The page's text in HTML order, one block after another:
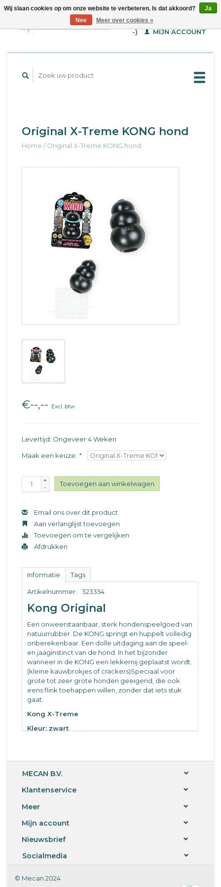
WINKELWAGEN (€--,-
-)
MIJN ACCOUNT
Original X-Treme KONG hond
Home /Original X-Treme KONG hond
€--,-- Excl. btw
Levertijd: Ongeveer 4 Weken
Maak een keuze: *
+
-
Toevoegen aan winkelwagen
Email ons over dit product
Aan verlanglijst toevoegen
Toevoegen om te vergelijken
Afdrukken
Informatie Tags
Artikelnummer: 323354
Kong Original
Een onweerstaanbaar, sterk hondenspeelgoed van
natuurrubber. De KONG springt en huppelt volledig
onberekenbaar. Een dolle uitdaging aan de speel-
en jaaginstinct van de hond. In het bijzonder
wanneer in de KONG een lekkernij geplaatst wordt.
(kleine kauwbrokjes of crackers)Speciaal voor
grote tot zeer grote honden geeigend, die ook
eens flink toehappen willen, zonder dat iets stuk
gaat.
Kong X-Treme
Kleur: zwart
(323355) X-large
per stuk.
MECAN B.V.
Klantenservice
Meer
Mijn account
Nieuwsbrief
Socialmedia
Wij slaan cookies op om onze website te verbeteren. Is dat akkoord?
Ja
Nee
Meer over cookies »